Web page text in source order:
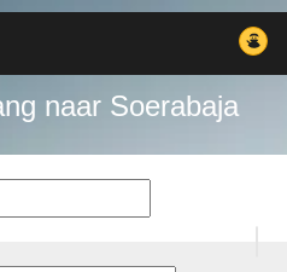
naar Soerabaja